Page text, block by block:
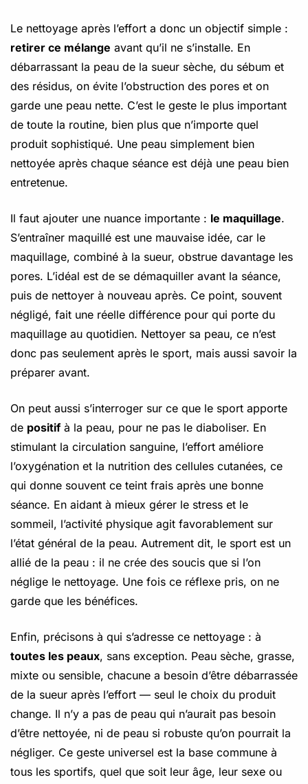
Le nettoyage après l’effort a donc un objectif simple :
retirer ce mélange avant qu’il ne s’installe. En
débarrassant la peau de la sueur sèche, du sébum et
des résidus, on évite l’obstruction des pores et on
garde une peau nette. C’est le geste le plus important
de toute la routine, bien plus que n’importe quel
produit sophistiqué. Une peau simplement bien
nettoyée après chaque séance est déjà une peau bien
entretenue.
Il faut ajouter une nuance importante : le maquillage.
S’entraîner maquillé est une mauvaise idée, car le
maquillage, combiné à la sueur, obstrue davantage les
pores. L’idéal est de se démaquiller avant la séance,
puis de nettoyer à nouveau après. Ce point, souvent
négligé, fait une réelle différence pour qui porte du
maquillage au quotidien. Nettoyer sa peau, ce n’est
donc pas seulement après le sport, mais aussi savoir la
préparer avant.
On peut aussi s’interroger sur ce que le sport apporte
de positifà la peau, pour ne pas le diaboliser. En
stimulant la circulation sanguine, l’effort améliore
l’oxygénation et la nutrition des cellules cutanées, ce
qui donne souvent ce teint frais après une bonne
séance. En aidant à mieux gérer le stress et le
sommeil, l’activité physique agit favorablement sur
l’état général de la peau. Autrement dit, le sport est un
allié de la peau : il ne crée des soucis que si l’on
néglige le nettoyage. Une fois ce réflexe pris, on ne
garde que les bénéfices.
Enfin, précisons à qui s’adresse ce nettoyage : à
toutes les peaux, sans exception. Peau sèche, grasse,
mixte ou sensible, chacune a besoin d’être débarrassée
de la sueur après l’effort — seul le choix du produit
change. Il n’y a pas de peau qui n’aurait pas besoin
d’être nettoyée, ni de peau si robuste qu’on pourrait la
négliger. Ce geste universel est la base commune à
tous les sportifs, quel que soit leur âge, leur sexe ou